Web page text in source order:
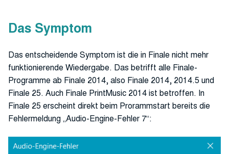
Das Symptom
Das entscheidende Symptom ist die in Finale nicht mehr
funktionierende Wiedergabe. Das betrifft alle Finale-
Programme ab Finale 2014, also Finale 2014, 2014.5 und
Finale 25. Auch Finale PrintMusic 2014 ist betroffen. In
Finale 25 erscheint direkt beim Prorammstart bereits die
Fehlermeldung „Audio-Engine-Fehler 7“: